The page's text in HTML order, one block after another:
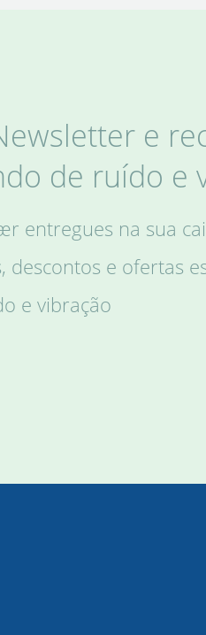
e
de ruído e
entregues na sua
e ofertas
e vibração